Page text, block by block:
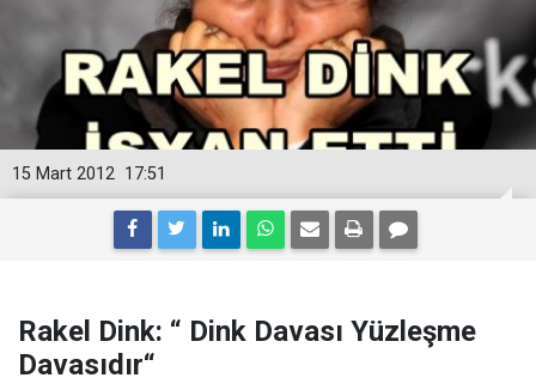
17:51
15 Mart 2012
Rakel Dink: “ Dink Davası Yüzleşme
Davasıdır“